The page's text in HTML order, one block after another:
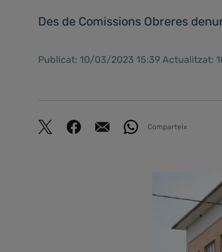
Des de Comissions Obreres
Publicat: 10/03/2023 15:39 Actualitzat:
Comparteix